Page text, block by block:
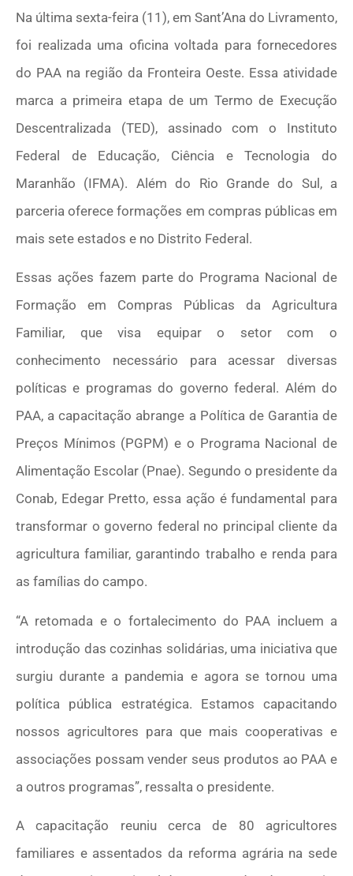
Na última sexta-feira (11), em Sant’Ana do Livramento,
foi realizada uma oficina voltada para fornecedores
do PAA na região da Fronteira Oeste. Essa atividade
marca a primeira etapa de um Termo de Execução
Descentralizada (TED), assinado com o Instituto
Federal de Educação, Ciência e Tecnologia do
Maranhão (IFMA). Além do Rio Grande do Sul, a
parceria oferece formações em compras públicas em
mais sete estados e no Distrito Federal.
Essas ações fazem parte do Programa Nacional de
Formação em Compras Públicas da Agricultura
Familiar, que visa equipar o setor com o
conhecimento necessário para acessar diversas
políticas e programas do governo federal. Além do
PAA, a capacitação abrange a Política de Garantia de
Preços Mínimos (PGPM) e o Programa Nacional de
Alimentação Escolar (Pnae). Segundo o presidente da
Conab, Edegar Pretto, essa ação é fundamental para
transformar o governo federal no principal cliente da
agricultura familiar, garantindo trabalho e renda para
as famílias do campo.
“A retomada e o fortalecimento do PAA incluem a
introdução das cozinhas solidárias, uma iniciativa que
surgiu durante a pandemia e agora se tornou uma
política pública estratégica. Estamos capacitando
nossos agricultores para que mais cooperativas e
associações possam vender seus produtos ao PAA e
a outros programas”, ressalta o presidente.
A capacitação reuniu cerca de 80 agricultores
familiares e assentados da reforma agrária na sede